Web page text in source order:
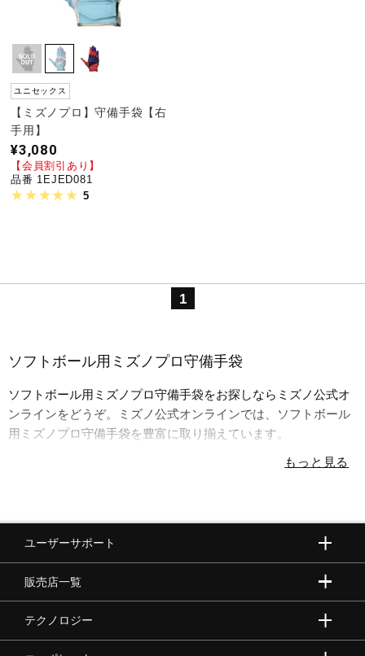
ユニセックス
【ミズノプロ】守備手袋【右
手用】
¥3,080
【会員割引あり】
品番 1EJED081
5
1
ソフトボール用ミズノプロ守備手袋
ソフトボール用ミズノプロ守備手袋をお探しならミズノ公式オ
ンラインをどうぞ。ミズノ公式オンラインでは、ソフトボール
用ミズノプロ守備手袋を豊富に取り揃えています。
ユーザーサポート
販売店一覧
テクノロジー